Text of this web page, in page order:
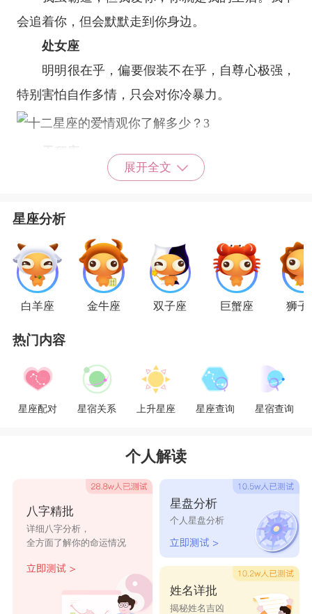
会追着你，但会默默走到你身边。
处女座
明明很在乎，偏要假装不在乎，自尊心极强，
特别害怕自作多情，只会对你冷暴力。
跟你在一起时你爱我，我便爱你，若是你要选
天蝎座
我喜欢你，你就是哪个杯子;我不喜欢你，你
就是个玻璃渣子。知世故而不世故，全看心情与你
交往。
交往前，请答应给我一场可以分手的恋爱，否
则休想在一起;分手后我们还是好朋友。
要么不离不弃，要么老死不相往来。爱上了就
是一辈子，不爱了，你爱谁谁，不关我的事。
水瓶座
我爱你时，你怎么样都好;我不爱你时，你就
是赖在我面前，我也绝不低头看你一眼。
双鱼座
我是韩剧中的女猪脚，而你就是当中的男猪脚
展开全文
星座分析
白羊座 金牛座 双子座 巨蟹座 狮子
热门内容
星座配对 星宿关系 上升星座 星座查询 星宿查询
个人解读
八字精批
详细八字分析，
全方面了解你的命运情况
星盘分析
个人星盘分析
姓名详批
揭秘姓名吉凶